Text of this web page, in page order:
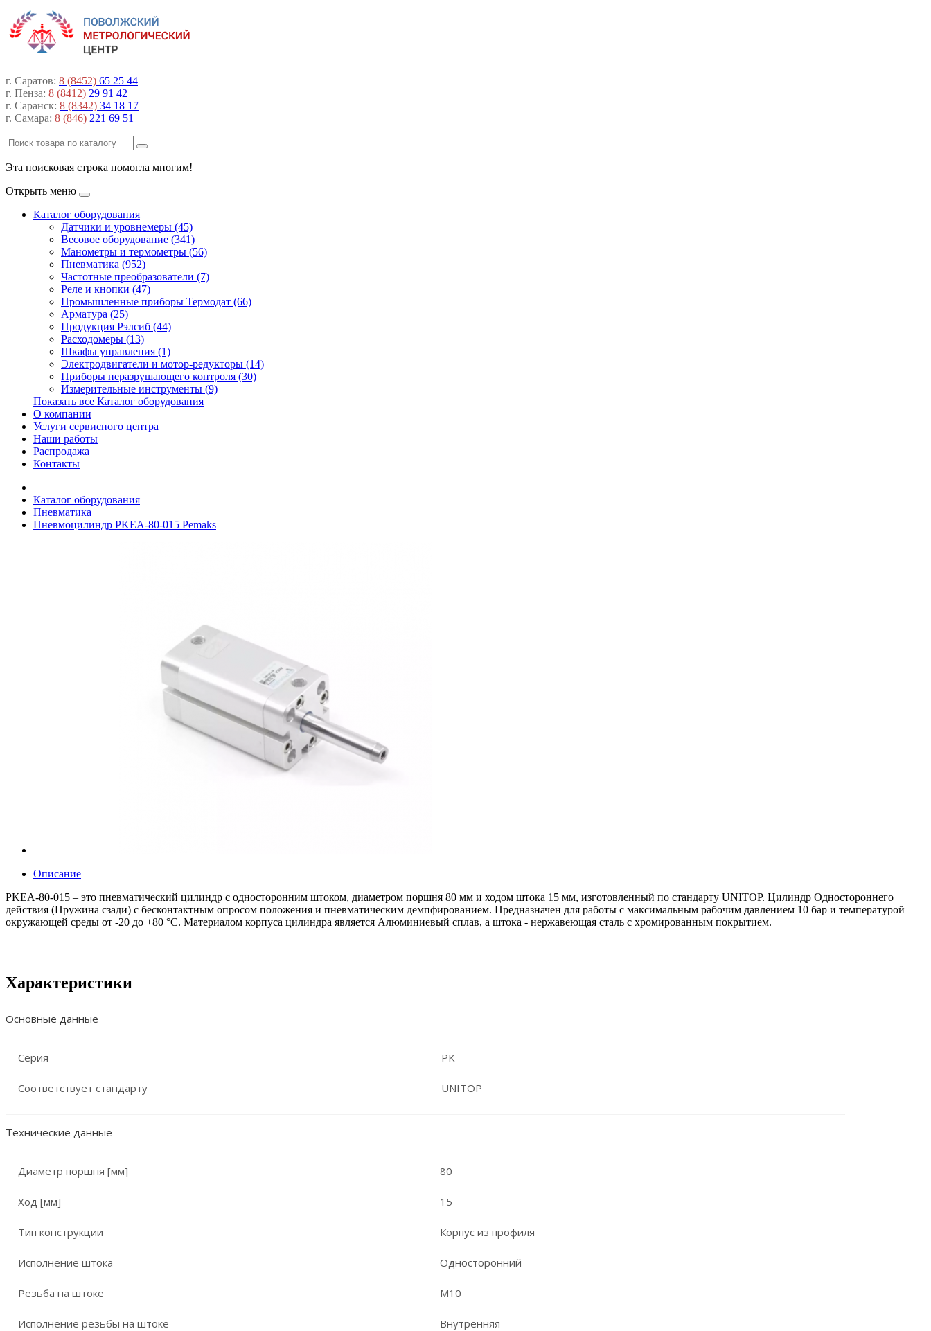
г. Саратов: 8 (8452) 65 25 44
г. Пенза: 8 (8412) 29 91 42
г. Саранск: 8 (8342) 34 18 17
г. Самара: 8 (846) 221 69 51
Эта поисковая строка помогла многим!
Открыть меню
Каталог оборудования
Датчики и уровнемеры (45)
Весовое оборудование (341)
Манометры и термометры (56)
Пневматика (952)
Частотные преобразователи (7)
Реле и кнопки (47)
Промышленные приборы Термодат (66)
Арматура (25)
Продукция Рэлсиб (44)
Расходомеры (13)
Шкафы управления (1)
Электродвигатели и мотор-редукторы (14)
Приборы неразрушающего контроля (30)
Измерительные инструменты (9)
Показать все Каталог оборудования
О компании
Услуги сервисного центра
Наши работы
Распродажа
Контакты
Каталог оборудования
Пневматика
Пневмоцилиндр PKEA-80-015 Pemaks
Описание
PKEA-80-015 – это пневматический цилиндр с односторонним штоком, диаметром поршня 80 мм и ходом штока 15 мм, изготовленный по стандарту UNITOP. Цилиндр Одностороннего
действия (Пружина сзади) с бесконтактным опросом положения и пневматическим демпфированием. Предназначен для работы с максимальным рабочим давлением 10 бар и температурой
окружающей среды от -20 до +80 °C. Материалом корпуса цилиндра является Алюминиевый сплав, а штока - нержавеющая сталь с хромированным покрытием.
Характеристики
Основные данные
Серия PK
Соответствует стандарту UNITOP
Технические данные
Диаметр поршня [мм] 80
Ход [мм] 15
Тип конструкции Корпус из профиля
Исполнение штока Односторонний
Резьба на штоке M10
Исполнение резьбы на штоке Внутренняя